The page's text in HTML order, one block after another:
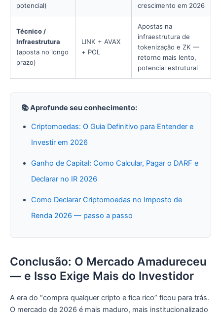
potencial)
crescimento em 2026
Técnico /
Infraestrutura
(aposta no longo
prazo)
LINK + AVAX
+ POL
Apostas na
infraestrutura de
tokenização e ZK —
retorno mais lento,
potencial estrutural
📚 Aprofunde seu conhecimento:
Criptomoedas: O Guia Definitivo para Entender e
Investir em 2026
Ganho de Capital: Como Calcular, Pagar o DARF e
Declarar no IR 2026
Como Declarar Criptomoedas no Imposto de
Renda 2026 — passo a passo
Conclusão: O Mercado Amadureceu
— e Isso Exige Mais do Investidor
A era do “compra qualquer cripto e fica rico” ficou para trás.
O mercado de 2026 é mais maduro, mais institucionalizado